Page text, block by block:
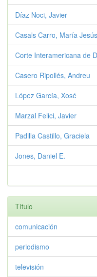
Díaz Noci, Javier
Casals Carro, María Jesús
Corte Interamericana de
Casero Ripollés, Andreu
López García, Xosé
Marzal Felici, Javier
Padilla Castillo, Graciela
Jones, Daniel E.
Título
comunicación
periodismo
televisión